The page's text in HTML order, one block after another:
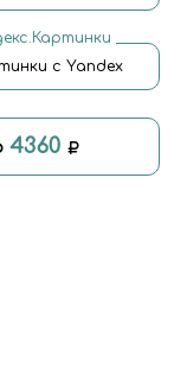
с Yandex
4360